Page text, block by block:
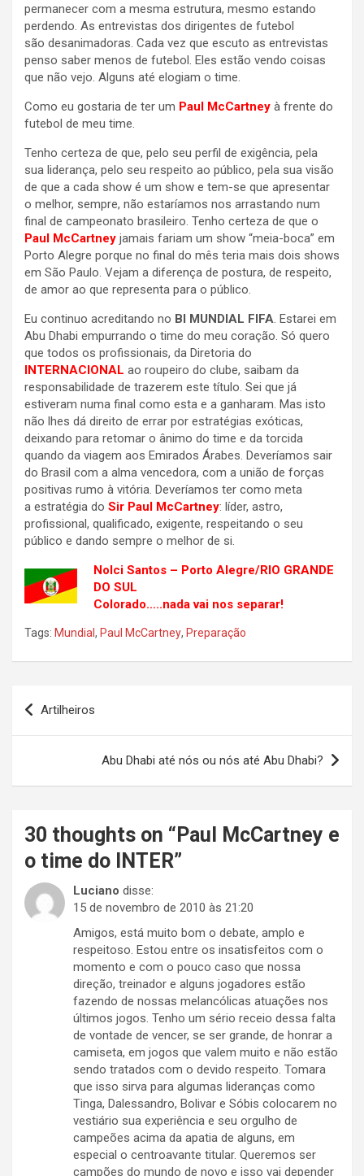
permanecer com a mesma estrutura, mesmo estando
perdendo. As entrevistas dos dirigentes de futebol
são desanimadoras. Cada vez que escuto as entrevistas
penso saber menos de futebol. Eles estão vendo coisas
que não vejo. Alguns até elogiam o time.
Como eu gostaria de ter um Paul McCartney à frente do
futebol de meu time.
Tenho certeza de que, pelo seu perfil de exigência, pela
sua liderança, pelo seu respeito ao público, pela sua visão
de que a cada show é um show e tem-se que apresentar
o melhor, sempre, não estaríamos nos arrastando num
final de campeonato brasileiro. Tenho certeza de que o
Paul McCartney jamais fariam um show “meia-boca” em
Porto Alegre porque no final do mês teria mais dois shows
em São Paulo. Vejam a diferença de postura, de respeito,
de amor ao que representa para o público.
Eu continuo acreditando no BI MUNDIAL FIFA. Estarei em
Abu Dhabi empurrando o time do meu coração. Só quero
que todos os profissionais, da Diretoria do
INTERNACIONAL ao roupeiro do clube, saibam da
responsabilidade de trazerem este título. Sei que já
estiveram numa final como esta e a ganharam. Mas isto
não lhes dá direito de errar por estratégias exóticas,
deixando para retomar o ânimo do time e da torcida
quando da viagem aos Emirados Árabes. Deveríamos sair
do Brasil com a alma vencedora, com a união de forças
positivas rumo à vitória. Deveríamos ter como meta
a estratégia do Sir Paul McCartney: líder, astro,
profissional, qualificado, exigente, respeitando o seu
público e dando sempre o melhor de si.
Nolci Santos – Porto Alegre/RIO GRANDE
DO SUL
Colorado…..nada vai nos separar!
Tags: Mundial , Paul McCartney, Preparação
Navegação
de
Artilheiros
Abu Dhabi até nós ou nós até Abu Dhabi?
30 thoughts on “ Paul McCartney e
o time do INTER”
Luciano disse:
15 de novembro de 2010 às 21:20
Amigos, está muito bom o debate, amplo e
respeitoso. Estou entre os insatisfeitos com o
momento e com o pouco caso que nossa
direção, treinador e alguns jogadores estão
fazendo de nossas melancólicas atuações nos
últimos jogos. Tenho um sério receio dessa falta
de vontade de vencer, se ser grande, de honrar a
camiseta, em jogos que valem muito e não estão
sendo tratados com o devido respeito. Tomara
que isso sirva para algumas lideranças como
Tinga, Dalessandro, Bolivar e Sóbis colocarem no
vestiário sua experiência e seu orgulho de
campeões acima da apatia de alguns, em
especial o centroavante titular. Queremos ser
campões do mundo de novo e isso vai depender